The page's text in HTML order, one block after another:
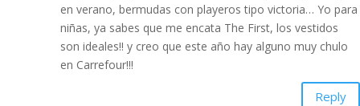
en verano, bermudas con playeros tipo victoria… Yo para
niñas, ya sabes que me encata The First, los vestidos
son ideales!! y creo que este año hay alguno muy chulo
en Carrefour!!!
Reply